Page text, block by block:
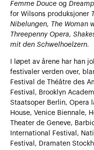
Femme Douce og
for Wilsons produksjoner
Nibelungen, The Woman
Threepenny Opera,
mit den Schwelhoelzern.
I løpet av årene har han
festivaler verden over,
Festival de Théâtre des
Festival, Brooklyn
Staatsoper Berlin, Opera
House, Venice Biennale,
Theater de Geneve,
International Festival,
Festival, Dramaten